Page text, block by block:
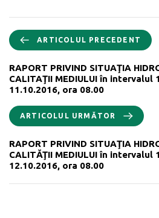
ARTICOLUL PRECEDENT
RAPORT PRIVIND SITUAŢIA
CALITAŢII MEDIULUI în intervalul
11.10.2016, ora 08.00
ARTICOLUL URMĂTOR
RAPORT PRIVIND SITUAŢIA
CALITĂŢII MEDIULUI în intervalul
12.10.2016, ora 08.00